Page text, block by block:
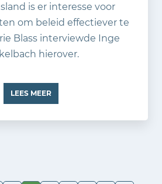
is er interesse voor
om beleid effectiever te
Blass interviewde Inge
hierover.
LEES MEER